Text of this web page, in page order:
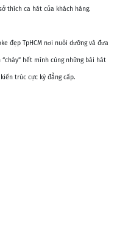
thích ca hát của khách hàng.
đẹp TpHCM nơi nuôi dưỡng và đưa
hết mình cùng những bài hát
trúc cực kỳ đẳng cấp.